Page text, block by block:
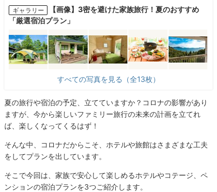
ギャラリー
【画像】3密を避けた家族旅行！夏のおすすめ
「厳選宿泊プラン」
すべての写真を見る（全13枚）
夏の旅行や宿泊の予定、立てていますか？コロナの影響があり
ますが、今から楽しいファミリー旅行の未来の計画を立てれ
ば、楽しくなってくるはず！
そんな中、コロナだからこそ、ホテルや旅館はさまざまな工夫
をしてプランを出しています。
そこで今回は、家族で安心して楽しめるホテルやコテージ、ペ
ンションの宿泊プランを3つご紹介します。